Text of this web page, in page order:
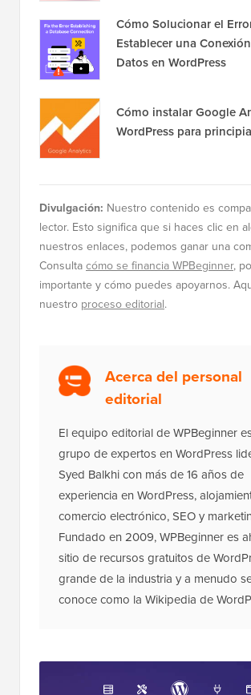
Cómo Solucionar el
Establecer una
Datos en WordPress
Cómo instalar Google
WordPress para
Divulgación: Nuestro contenido es
lector. Esto significa que si haces clic en
nuestros enlaces, podemos ganar una
Consulta cómo se financia WPBeginner,
importante y cómo puedes apoyarnos.
nuestro proceso editorial.
Acerca del personal
editorial
El equipo editorial de WPBeginner
grupo de expertos en WordPress
Syed Balkhi con más de 16 años de
experiencia en WordPress,
comercio electrónico, SEO y
Fundado en 2009, WPBeginner es
sitio de recursos gratuitos de
grande de la industria y a menudo
conoce como la Wikipedia de